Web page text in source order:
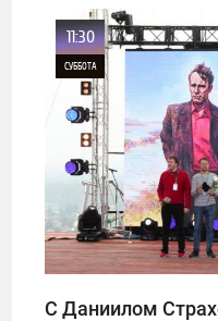
11:30
СУББОТА
0
1
С Даниилом